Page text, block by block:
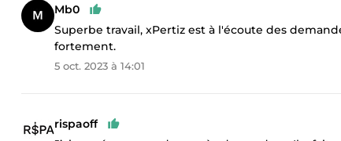
Mb0
Superbe travail, xPertiz est à l'écoute des
fortement.
5 oct. 2023 à 14:01
rispaoff